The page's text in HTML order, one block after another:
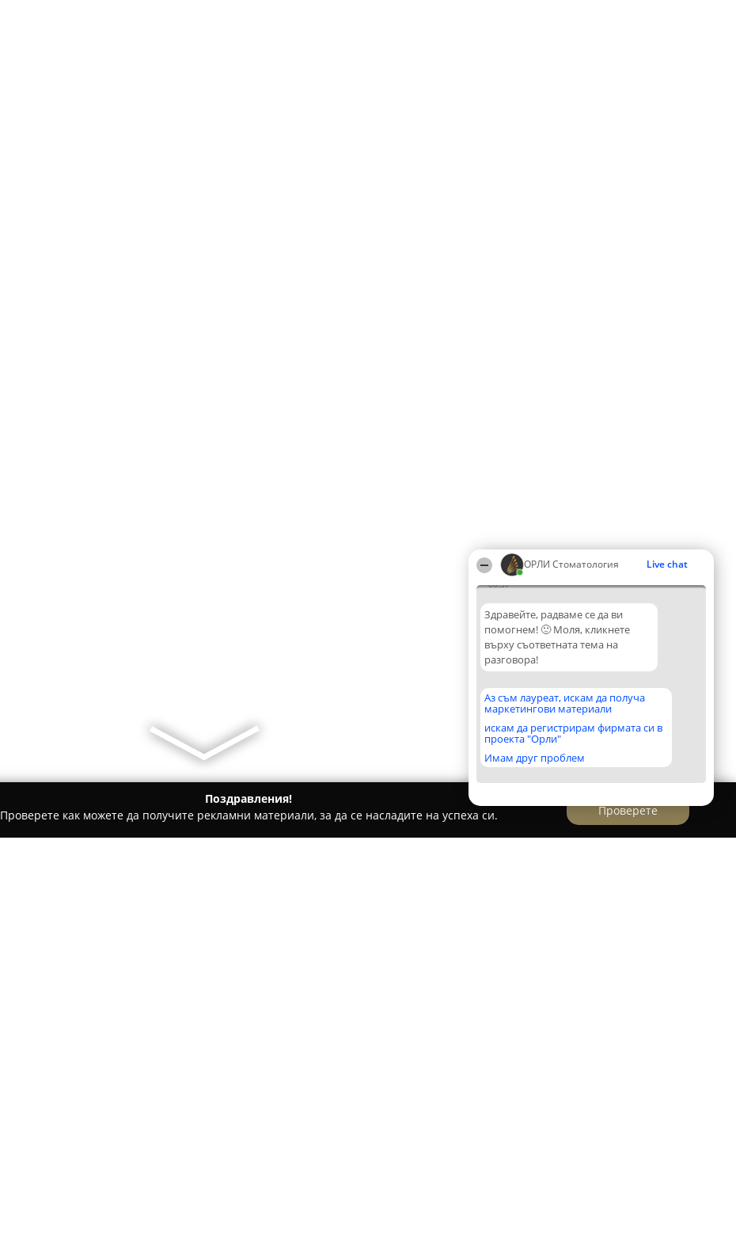
ОРЛИ Стоматология Live chat
06:37
Здравейте, радваме се да ви
помогнем! 🙂 Моля, кликнете
върху съответната тема на
разговора!
Аз съм лауреат, искам да получа
маркетингови материали
искам да регистрирам фирмата си в
проекта "Орли"
Имам друг проблем
Поздравления!
Проверете как можете да получите рекламни материали, за да се насладите на успеха си.
Проверете